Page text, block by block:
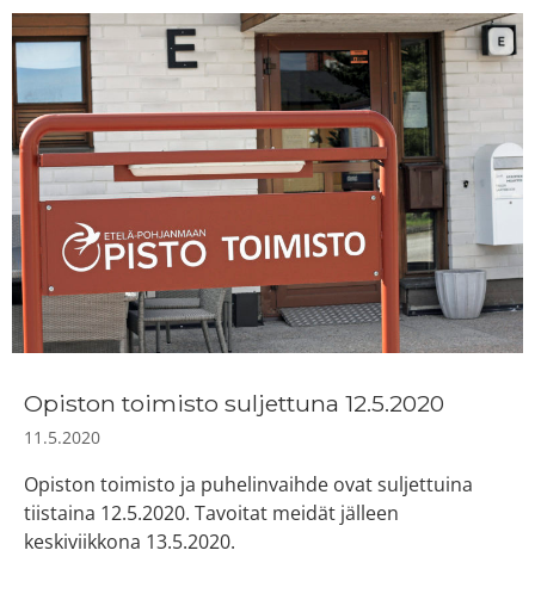
Opiston toimisto suljettuna 12.5.2020
11.5.2020
Opiston toimisto ja puhelinvaihde ovat suljettuina
tiistaina 12.5.2020. Tavoitat meidät jälleen
keskiviikkona 13.5.2020.